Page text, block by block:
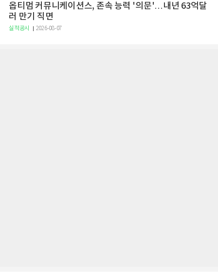
옵티멈 커뮤니케이션스, 존속 능력 '의문'…내년 63억달
러 만기 직면
실적공시 2026-08-07